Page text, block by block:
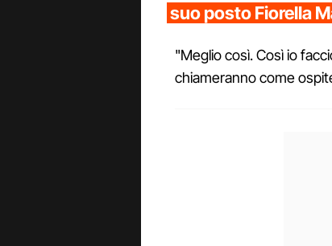
suo posto Fiorella
"Meglio così. Così io
chiameranno come